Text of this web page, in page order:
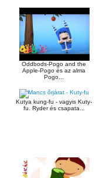
Oddbods-Pogo and the
Apple-Pogo és az alma
Pogo...
Kutya kung-fu - vagyis Kuty-
fu. Ryder és csapata...